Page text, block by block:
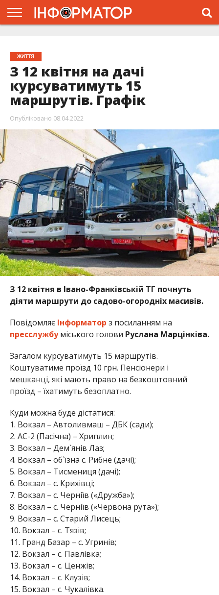
ЖИТТЯ
З 12 квітня на дачі
курсуватимуть 15
маршрутів. Графік
Опубліковано 08.04.2022
З 12 квітня в Івано-Франківській ТГ почнуть
діяти маршрути до садово-огородніх масивів.
Повідомляє Інформатор з посиланням на
пресслужбуміського голови Руслана Марцінківа.
Загалом курсуватимуть 15 маршрутів.
Коштуватиме проїзд 10 грн. Пенсіонери і
мешканці, які мають право на безкоштовний
проїзд – їхатимуть безоплатно.
Куди можна буде дістатися:
1. Вокзал – Автоливмаш – ДБК (сади);
2. АС-2 (Пасічна) – Хриплин;
3. Вокзал – Дем`янів Лаз;
4. Вокзал – об`їзна с. Рибне (дачі);
5. Вокзал – Тисмениця (дачі);
6. Вокзал – с. Крихівці;
7. Вокзал – с. Черніїв («Дружба»);
8. Вокзал – с. Черніїв («Червона рута»);
9. Вокзал – с. Старий Лисець;
10. Вокзал – с. Тязів;
11. Гранд Базар – с. Угринів;
12. Вокзал – с. Павлівка;
13. Вокзал – с. Ценжів;
14. Вокзал – с. Клузів;
15. Вокзал – с. Чукалівка.